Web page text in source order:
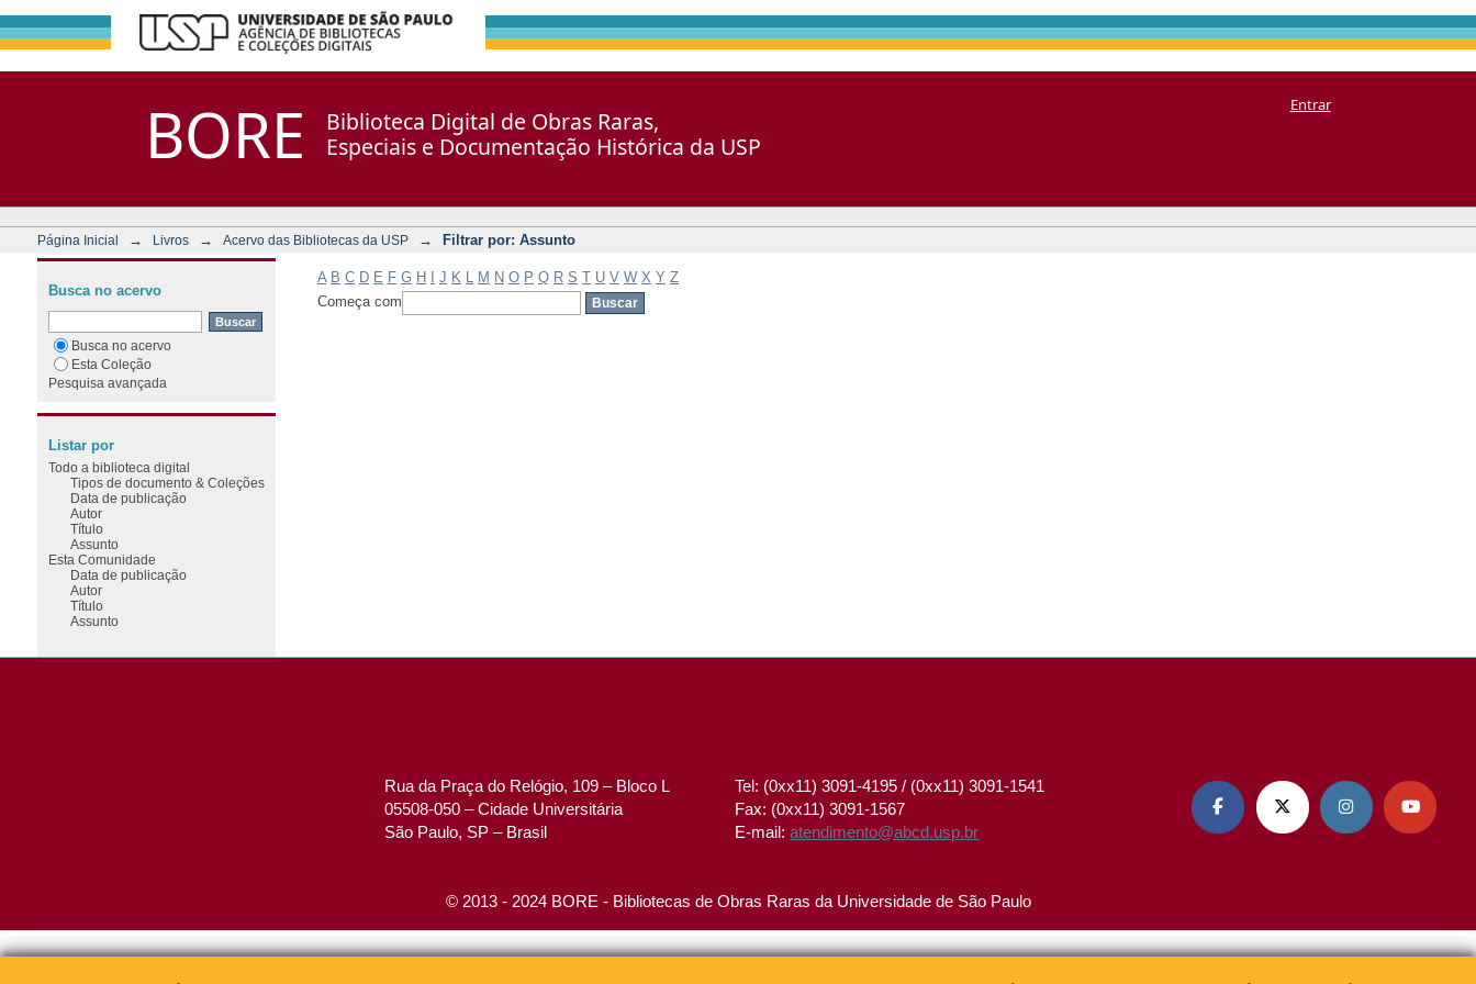
BORE
Biblioteca Digital de Obras Raras,
Especiais e Documentação Histórica da USP
Entrar
Página Inicial → Livros → Acervo das Bibliotecas da USP → Filtrar por: Assunto
A B C D E F G H J K M N O P Q R S T U V W X Y Z
Começa com
Busca no acervo
Busca no acervo
Esta Coleção
Pesquisa avançada
Listar por
Todo a biblioteca digital
Tipos de documento & Coleções
Data de publicação
Autor
Título
Assunto
Esta Comunidade
Data de publicação
Autor
Título
Assunto
Rua da Praça do Relógio, 109 – Bloco L
05508-050 – Cidade Universitária
São Paulo, SP – Brasil
Tel: (0xx11) 3091-4195 / (0xx11) 3091-1541
Fax: (0xx11) 3091-1567
E-mail:atendimento@abcd.usp.br
   
© 2013 - 2024 BORE - Bibliotecas de Obras Raras da Universidade de São Paulo